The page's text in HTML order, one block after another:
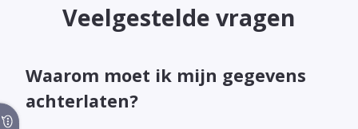
Veelgestelde vragen
Waarom moet ik mijn gegevens
achterlaten?